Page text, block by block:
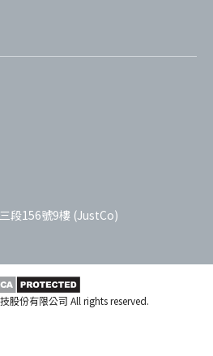
段156號9樓 (JustCo)
股份有限公司 All rights reserved.